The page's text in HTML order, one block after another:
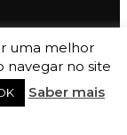
uma melhor
navegar no site
Saber mais